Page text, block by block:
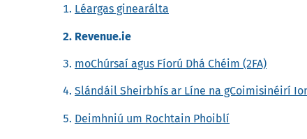
Léargas ginearálta
Revenue.ie
moChúrsaí agus Fíorú Dhá Chéim (2FA)
Slándáil Sheirbhís ar Líne na gCoimisinéirí
Deimhniú um Rochtain Phoiblí